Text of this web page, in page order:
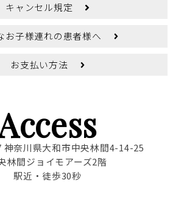
キャンセル規定
お子様連れの患者様へ
お支払い方法
神奈川県大和市中央林間4-14-25
林間ジョイモアーズ2階
駅近・徒歩30秒